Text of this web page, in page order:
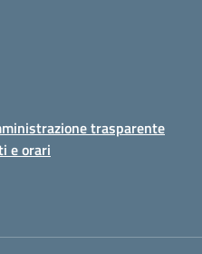
trasparente
e orari